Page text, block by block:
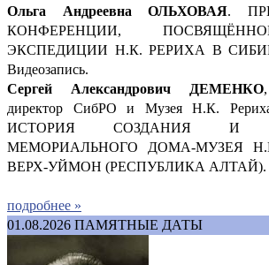
Ольга Андреевна ОЛЬХОВАЯ.
КОНФЕРЕНЦИИ,
ЭКСПЕДИЦИИ Н.К. РЕРИХА В
Видеозапись.
Сергей Александрович ДЕМЕНКО
директор СибРО и Музея Н.К.
ИСТОРИЯ СОЗДАНИЯ И
МЕМОРИАЛЬНОГО ДОМА-МУЗЕЯ
ВЕРХ-УЙМОН (РЕСПУБЛИКА АЛТАЙ).
подробнее »
01.08.2026 ПАМЯТНЫЕ ДАТЫ